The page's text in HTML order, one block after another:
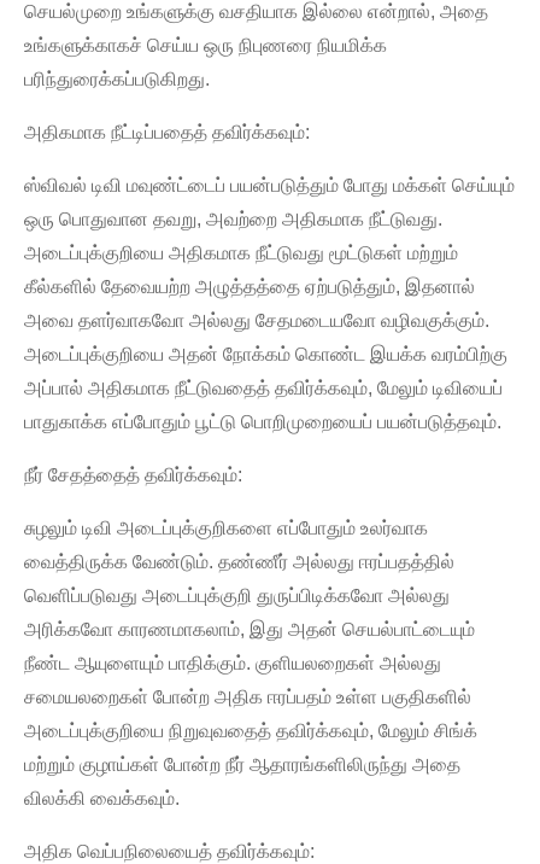
செயல்முறை உங்களுக்கு வசதியாக இல்லை என்றால், அதை
உங்களுக்காகச் செய்ய ஒரு நிபுணரை நியமிக்க
பரிந்துரைக்கப்படுகிறது.
அதிகமாக நீட்டிப்பதைத் தவிர்க்கவும்:
ஸ்விவல் டிவி மவுண்ட்டைப் பயன்படுத்தும் போது மக்கள் செய்யும்
ஒரு பொதுவான தவறு, அவற்றை அதிகமாக நீட்டுவது.
அடைப்புக்குறியை அதிகமாக நீட்டுவது மூட்டுகள் மற்றும்
கீல்களில் தேவையற்ற அழுத்தத்தை ஏற்படுத்தும், இதனால்
அவை தளர்வாகவோ அல்லது சேதமடையவோ வழிவகுக்கும்.
அடைப்புக்குறியை அதன் நோக்கம் கொண்ட இயக்க வரம்பிற்கு
அப்பால் அதிகமாக நீட்டுவதைத் தவிர்க்கவும், மேலும் டிவியைப்
பாதுகாக்க எப்போதும் பூட்டு பொறிமுறையைப் பயன்படுத்தவும்.
நீர் சேதத்தைத் தவிர்க்கவும்:
சுழலும் டிவி அடைப்புக்குறிகளை எப்போதும் உலர்வாக
வைத்திருக்க வேண்டும். தண்ணீர் அல்லது ஈரப்பதத்தில்
வெளிப்படுவது அடைப்புக்குறி துருப்பிடிக்கவோ அல்லது
அரிக்கவோ காரணமாகலாம், இது அதன் செயல்பாட்டையும்
நீண்ட ஆயுளையும் பாதிக்கும். குளியலறைகள் அல்லது
சமையலறைகள் போன்ற அதிக ஈரப்பதம் உள்ள பகுதிகளில்
அடைப்புக்குறியை நிறுவுவதைத் தவிர்க்கவும், மேலும் சிங்க்
மற்றும் குழாய்கள் போன்ற நீர் ஆதாரங்களிலிருந்து அதை
விலக்கி வைக்கவும்.
அதிக வெப்பநிலையைத் தவிர்க்கவும்: